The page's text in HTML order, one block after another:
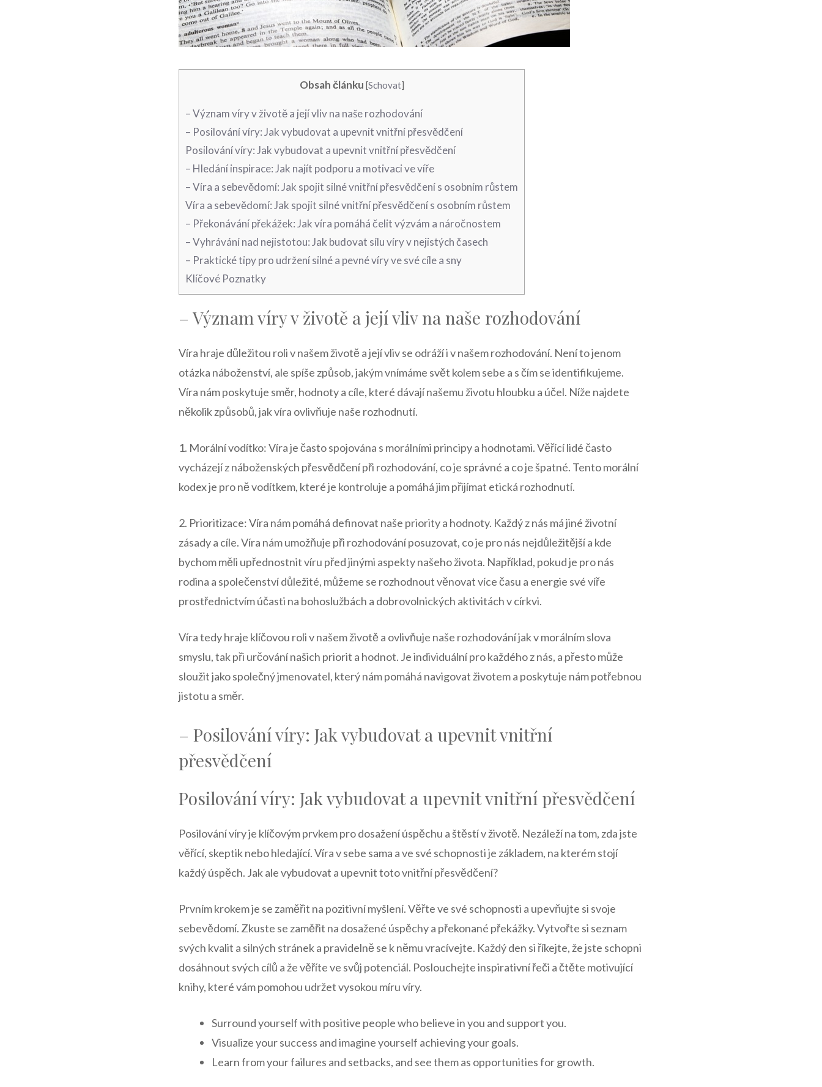
Obsah článku [Schovat]
– Význam víry v životě a její vliv na naše rozhodování
– Posilování víry: Jak vybudovat a upevnit vnitřní přesvědčení
Posilování víry: Jak vybudovat a upevnit vnitřní přesvědčení
– Hledání inspirace: Jak najít podporu a motivaci ve víře
– Víra a sebevědomí: Jak spojit silné vnitřní přesvědčení s osobním růstem
Víra a sebevědomí: Jak spojit silné vnitřní přesvědčení s osobním růstem
– Překonávání překážek: Jak víra pomáhá čelit výzvám a náročnostem
– Vyhrávání nad nejistotou: Jak budovat sílu víry v nejistých časech
– Praktické tipy pro udržení silné a pevné víry ve své cíle a sny
Klíčové Poznatky
– Význam víry v životě a její vliv na naše rozhodování
Víra hraje důležitou roli v našem životě a její vliv se odráží i v našem rozhodování. Není to jenom
otázka náboženství, ale spíše způsob, jakým vnímáme svět kolem sebe a s čím se identifikujeme.
Víra nám poskytuje směr, hodnoty a cíle, které dávají našemu životu hloubku a účel. Níže najdete
několik způsobů, jak víra ovlivňuje naše rozhodnutí.
1. Morální vodítko: Víra je často spojována s morálními principy a hodnotami. Věřící lidé často
vycházejí z náboženských přesvědčení při rozhodování, co je správné a co je špatné. Tento morální
kodex je pro ně vodítkem, které je kontroluje a pomáhá jim přijímat etická rozhodnutí.
2. Prioritizace: Víra nám pomáhá definovat naše priority a hodnoty. Každý z nás má jiné životní
zásady a cíle. Víra nám umožňuje při rozhodování posuzovat, co je pro nás nejdůležitější a kde
bychom měli upřednostnit víru před jinými aspekty našeho života. Například, pokud je pro nás
rodina a společenství důležité, můžeme se rozhodnout věnovat více času a energie své víře
prostřednictvím účasti na bohoslužbách a dobrovolnických aktivitách v církvi.
Víra tedy hraje klíčovou roli v našem životě a ovlivňuje naše rozhodování jak v morálním slova
smyslu, tak při určování našich priorit a hodnot. Je individuální pro každého z nás, a přesto může
sloužit jako společný jmenovatel, který nám pomáhá navigovat životem a poskytuje nám potřebnou
jistotu a směr.
– Posilování víry: Jak vybudovat a upevnit vnitřní
přesvědčení
Posilování víry: Jak vybudovat a upevnit vnitřní přesvědčení
Posilování víry je klíčovým prvkem pro dosažení úspěchu a štěstí v životě. Nezáleží na tom, zda jste
věřící, skeptik nebo hledající. Víra v sebe sama a ve své schopnosti je základem, na kterém stojí
každý úspěch. Jak ale vybudovat a upevnit toto vnitřní přesvědčení?
Prvním krokem je se zaměřit na pozitivní myšlení. Věřte ve své schopnosti a upevňujte si svoje
sebevědomí. Zkuste se zaměřit na dosažené úspěchy a překonané překážky. Vytvořte si seznam
svých kvalit a silných stránek a pravidelně se k němu vracívejte. Každý den si říkejte, že jste schopni
dosáhnout svých cílů a že věříte ve svůj potenciál. Poslouchejte inspirativní řeči a čtěte motivující
knihy, které vám pomohou udržet vysokou míru víry.
Surround yourself with positive people who believe in you and support you.
Visualize your success and imagine yourself achieving your goals.
Learn from your failures and setbacks, and see them as opportunities for growth.